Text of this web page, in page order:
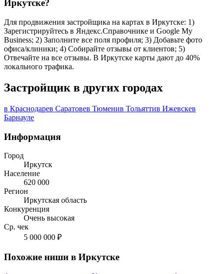
Иркутске?
Для продвижения застройщика на картах в Иркутске: 1)
Зарегистрируйтесь в Яндекс.Справочнике и Google My
Business; 2) Заполните все поля профиля; 3) Добавьте фото
офиса/клиники; 4) Собирайте отзывы от клиентов; 5)
Отвечайте на все отзывы. В Иркутске карты дают до 40%
локального трафика.
Застройщик в других городах
в Краснодарев Саратовев Тюменив Тольяттив Ижевскев
Барнауле
Информация
Город
Иркутск
Население
620 000
Регион
Иркутская область
Конкуренция
Очень высокая
Ср. чек
5 000 000 ₽
Похожие ниши в Иркутске